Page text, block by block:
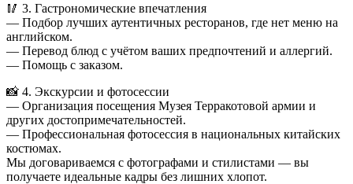
🥢 3. Гастрономические впечатления
— Подбор лучших аутентичных ресторанов, где нет меню на
английском.
— Перевод блюд с учётом ваших предпочтений и аллергий.
— Помощь с заказом.
📸 4. Экскурсии и фотосессии
— Организация посещения Музея Терракотовой армии и
других достопримечательностей.
— Профессиональная фотосессия в национальных китайских
костюмах.
Мы договариваемся с фотографами и стилистами — вы
получаете идеальные кадры без лишних хлопот.